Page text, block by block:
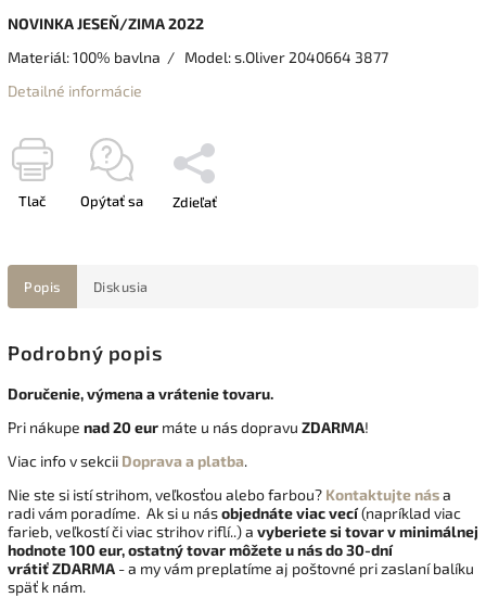
NOVINKA JESEŇ/ZIMA 2022
Materiál: 100% bavlna / Model: s.Oliver 2040664 3877
Detailné informácie
Tlač Opýtať sa Zdieľať
Popis Diskusia
Podrobný popis
Doručenie, výmena a vrátenie tovaru.
Pri nákupe nad 20 eur máte u nás dopravu ZDARMA!
Viac info v sekcii Doprava a platba.
Nie ste si istí strihom, veľkosťou alebo farbou? Kontaktujte nása
radi vám poradíme. Ak si u násobjednáte viac vecí(napríklad viac
farieb, veľkostí či viac strihov riflí..) a vyberiete si tovar v minimálnej
hodnote 100 eur, ostatný tovar môžete u nás do 30-dní
vrátiťZDARMA - a my vám preplatíme aj poštovné pri zaslaní balíku
späť k nám.